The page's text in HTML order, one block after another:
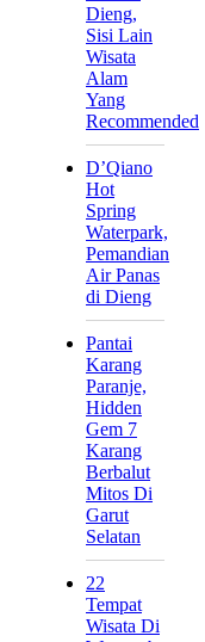
Dieng,
Sisi Lain
Wisata
Alam
Yang
Recommended
D’Qiano
Hot
Spring
Waterpark,
Pemandian
Air Panas
di Dieng
Pantai
Karang
Paranje,
Hidden
Gem 7
Karang
Berbalut
Mitos Di
Garut
Selatan
22
Tempat
Wisata Di